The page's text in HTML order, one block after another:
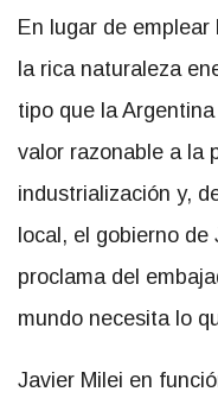
En lugar de
la rica naturaleza
tipo que la
valor razonable a la
industrialización y,
local, el gobierno
proclama del
mundo necesita lo
Javier Milei en